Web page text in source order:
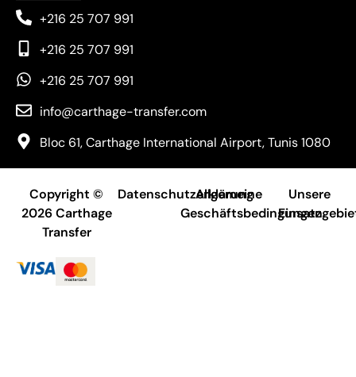
+216 25 707 991
+216 25 707 991
+216 25 707 991
info@carthage-transfer.com
Bloc 61, Carthage International Airport, Tunis 1080
Copyright ©
2026 Carthage
Transfer
Datenschutzerklärung
Allgemeine
Geschäftsbedingungen
Unsere